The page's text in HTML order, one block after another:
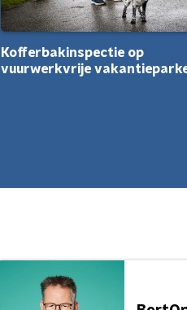
Kofferbakinspectie op
vuurwerkvrije